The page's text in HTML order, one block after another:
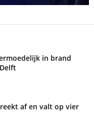
in brand
af en valt op vier